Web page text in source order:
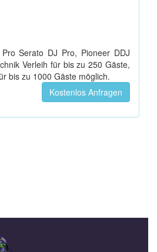
Serato DJ Pro, Pioneer DDJ
Verleih für bis zu 250 Gäste,
bis zu 1000 Gäste möglich.
Kostenlos Anfragen